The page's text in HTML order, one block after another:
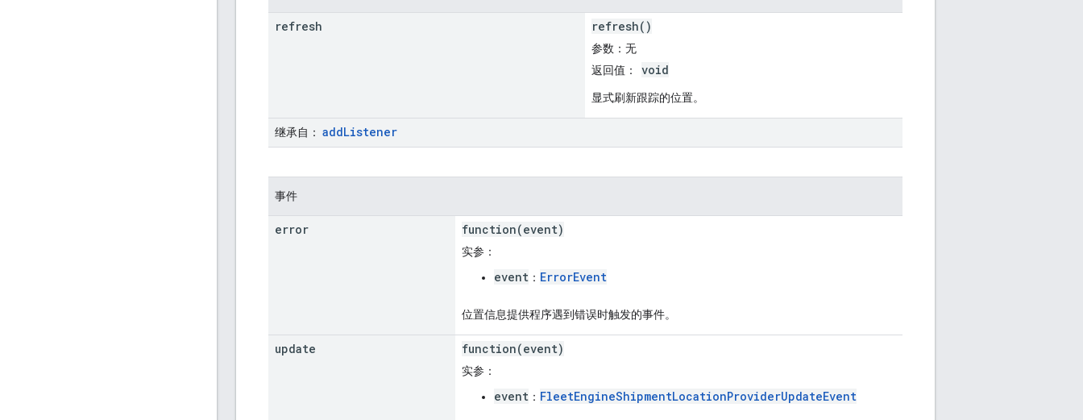
refresh refresh()
参数 ：无
返回值 ： void
显式刷新跟踪的位置。
继承自 ： addListener
事件
error function(event)
实参 ：
event ： ErrorEvent
位置信息提供程序遇到错误时触发的事件。
update function(event)
实参 ：
event ： FleetEngineShipmentLocationProviderUpdateEvent